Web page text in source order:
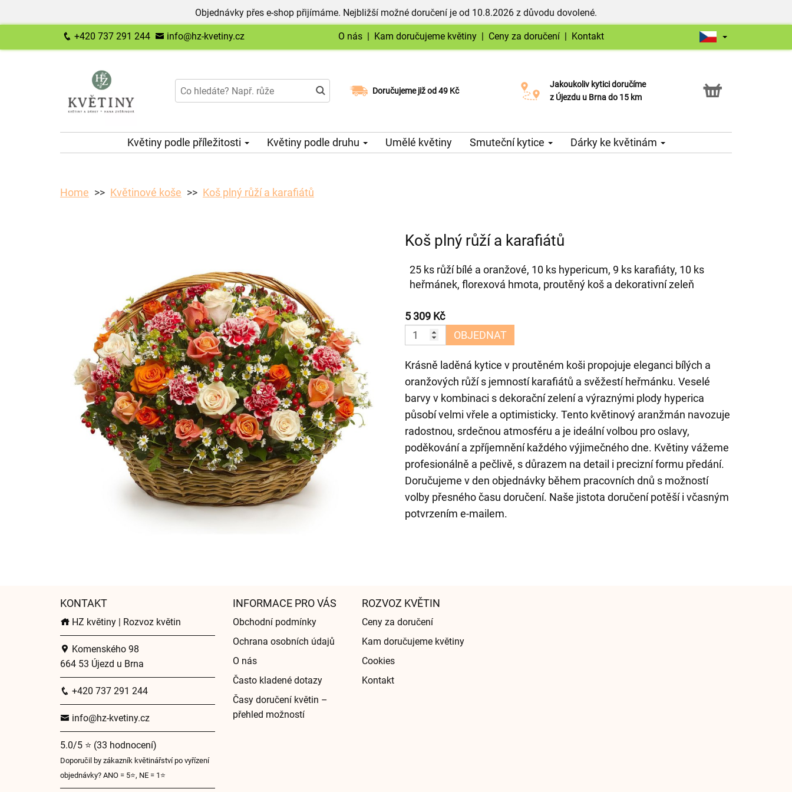
Objednávky přes e-shop přijímáme. Nejbližší možné doručení je od 10.8.2026 z důvodu dovolené.
+420 737 291 244 info@hz-kvetiny.cz O nás | Kam doručujeme květiny | Ceny za doručení | Kontakt
Doručujeme již od 49 Kč
Možný výběr času a dne doručení
Jakoukoliv kytici doručíme
z Újezdu u Brna do 15 km
Možnost vyzvednout v naší květince
Květiny podle příležitosti Květiny podle druhu Umělé květiny Smuteční kytice Dárky ke květinám
Home Květinové koše Koš plný růží a karafiátů
Koš plný růží a karafiátů
25 ks růží bílé a oranžové, 10 ks hypericum, 9 ks karafiáty, 10 ks
heřmánek, florexová hmota, proutěný koš a dekorativní zeleň
5 309 Kč
OBJEDNAT
Krásně laděná kytice v proutěném koši propojuje eleganci bílých a
oranžových růží s jemností karafiátů a svěžestí heřmánku. Veselé
barvy v kombinaci s dekorační zelení a výraznými plody hyperica
působí velmi vřele a optimisticky. Tento květinový aranžmán navozuje
radostnou, srdečnou atmosféru a je ideální volbou pro oslavy,
poděkování a zpříjemnění každého výjimečného dne. Květiny vážeme
profesionálně a pečlivě, s důrazem na detail i precizní formu předání.
Doručujeme v den objednávky během pracovních dnů s možností
volby přesného času doručení. Naše jistota doručení potěší i včasným
potvrzením e-mailem.
KONTAKT
HZ květiny | Rozvoz květin
Komenského 98
664 53 Újezd u Brna
+420 737 291 244
info@hz-kvetiny.cz
5.0/5 ⭐ (33 hodnocení)
Doporučil by zákazník květinářství po vyřízení
objednávky? ANO = 5⭐, NE = 1⭐
INFORMACE PRO VÁS
Obchodní podmínky
Ochrana osobních údajů
O nás
Často kladené dotazy
Časy doručení květin –
přehled možností
ROZVOZ KVĚTIN
Ceny za doručení
Kam doručujeme květiny
Cookies
Kontakt